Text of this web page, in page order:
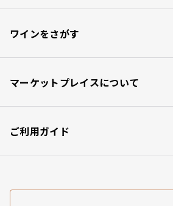
ワインをさがす
マーケットプレイスについて
ご利用ガイド